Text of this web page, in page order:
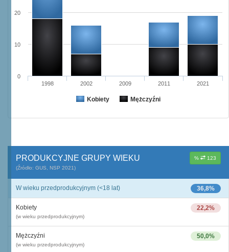
Kobiety Mężczyźni
1998 2002 2009 2011 2021
0
10
20
% 123
PRODUKCYJNE GRUPY WIEKU
(Źródło: GUS, NSP 2021)
36,8%
W wieku przedprodukcyjnym (<18 lat)
22,2%
Kobiety
(w wieku przedprodukcyjnym)
50,0%
Mężczyźni
(w wieku przedprodukcyjnym)